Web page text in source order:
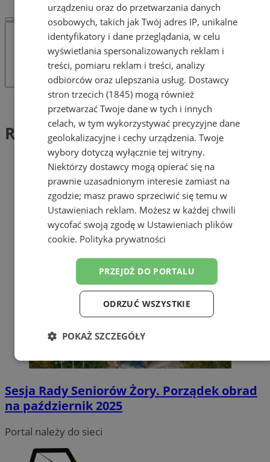
Tag: Rada Seniorów
Rada Seniorów (1)
Sesja Rady Seniorów Żory. Porządek obrad
na październik 2025
Portal należy do sieci
urządzeniu oraz do przetwarzania danych
osobowych, takich jak Twój adres IP, unikalne
identyfikatory i dane przeglądania, w celu
wyświetlania spersonalizowanych reklam i
treści, pomiaru reklam i treści, analizy
odbiorców oraz ulepszania usług. Dostawcy
stron trzecich (1845) mogą również
przetwarzać Twoje dane w tych i innych
celach, w tym wykorzystywać precyzyjne dane
geolokalizacyjne i cechy urządzenia. Twoje
wybory dotyczą wyłącznie tej witryny.
Niektórzy dostawcy mogą opierać się na
prawnie uzasadnionym interesie zamiast na
zgodzie; masz prawo sprzeciwić się temu w
Ustawieniach reklam. Możesz w każdej chwili
wycofać swoją zgodę w Ustawieniach plików
cookie. Polityka prywatności
PRZEJDŹ DO PORTALU
ODRZUĆ WSZYSTKIE
POKAŻ SZCZEGÓŁY
Niezbędne Wydajność Targetowanie
Funkcjonalność